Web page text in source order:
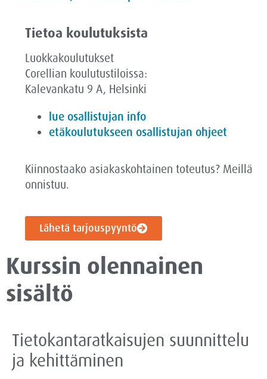
Tietoa koulutuksista
Luokkakoulutukset
Corellian koulutustiloissa:
Kalevankatu 9 A, Helsinki
lue osallistujan info
etäkoulutukseen osallistujan ohjeet
Kiinnostaako asiakaskohtainen toteutus? Meillä
onnistuu.
Lähetä tarjouspyyntö
Kurssin olennainen
sisältö
Tietokantaratkaisujen suunnittelu
ja kehittäminen